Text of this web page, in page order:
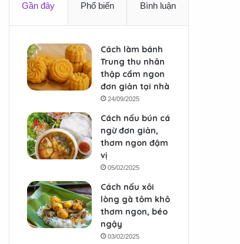
Gần đây Phổ biến Bình luận
Cách làm bánh
Trung thu nhân
thập cẩm ngon
đơn giản tại nhà
24/09/2025
Cách nấu bún cá
ngừ đơn giản,
thơm ngon đậm
vị
05/02/2025
Cách nấu xôi
lòng gà tôm khô
thơm ngon, béo
ngậy
03/02/2025